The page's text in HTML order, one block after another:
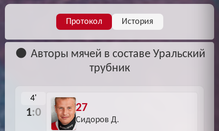
Протокол История
Авторы мячей в составе Уральский
трубник
4'
1:0 27
Сидоров Д.